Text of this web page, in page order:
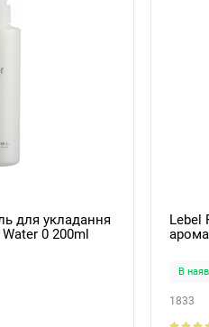
для укладання
0 200ml
Lebel
В
1833